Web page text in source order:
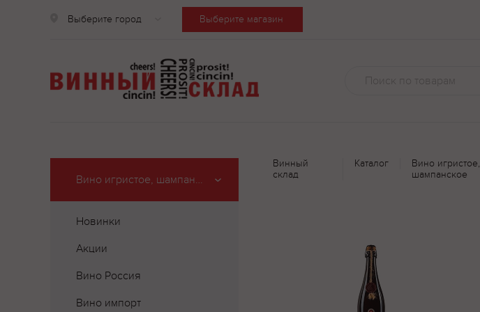
Выберите город Выберите магазин
Вино игристое, шампанское
Новинки
Акции
Вино Россия
Вино импорт
Винный
склад
Каталог
Вино игристое,
шампанское